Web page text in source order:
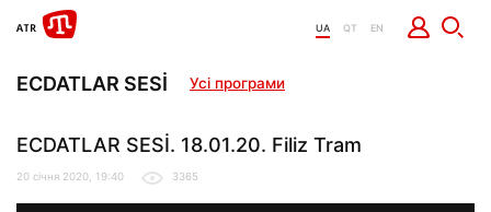
UA QT EN
ECDATLAR SESİ Усі програми
ECDATLAR SESİ. 18.01.20. Filiz Tram
20 січня 2020, 19:40 3365